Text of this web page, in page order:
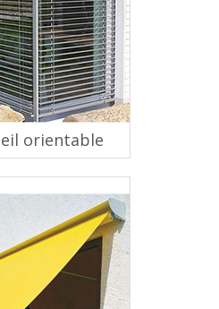
orientable